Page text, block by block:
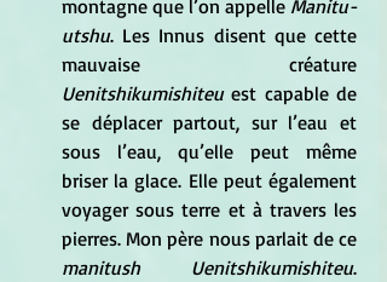
montagne que l’on appelle Manitu-
utshu. Les Innus disent que cette
Uenitshikumishiteu est capable de
se déplacer partout, sur l’eau et
sous l’eau, qu’elle peut même
briser la glace. Elle peut également
voyager sous terre et à travers les
manitush Uenitshikumishiteu.